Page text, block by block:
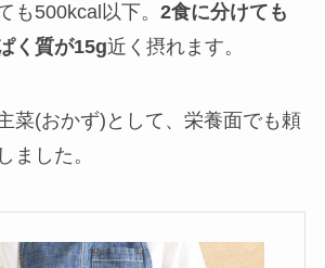
も500kcal以下。 2食に分けても
く質が15g近く摂れます。
菜(おかず)として、栄養面でも頼
ました。